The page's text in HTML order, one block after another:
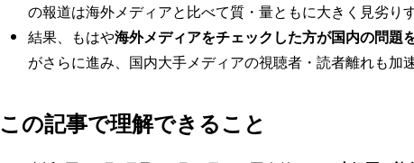
の報道は海外メディアと比べて質・量ともに大きく見劣り
結果、もはや海外メディアをチェックした方が国内の問題
がさらに進み、国内大手メディアの視聴者・読者離れも加
この記事で理解できること